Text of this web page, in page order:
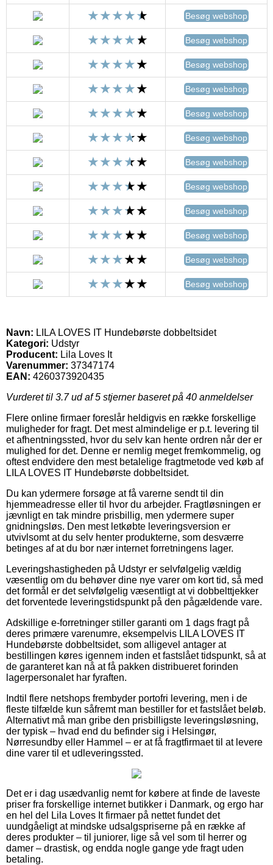
Besøg webshop
Besøg webshop
Besøg webshop
Besøg webshop
Besøg webshop
Besøg webshop
Besøg webshop
Besøg webshop
Besøg webshop
Besøg webshop
Besøg webshop
Besøg webshop
Navn: LILA LOVES IT Hundebørste dobbeltsidet
Kategori: Udstyr
Producent: Lila Loves It
Varenummer: 37347174
EAN: 4260373920435
Vurderet til 3.7ud af 5 stjerner baseret på 40 anmeldelser
Flere online firmaer foreslår heldigvis en række forskellige
muligheder for fragt. Det mest almindelige er p.t. levering til
et afhentningssted, hvor du selv kan hente ordren når der er
mulighed for det. Denne er nemlig meget fremkommelig, og
oftest endvidere den mest betalelige fragtmetode ved køb af
LILA LOVES IT Hundebørste dobbeltsidet.
Du kan ydermere forsøge at få varerne sendt til din
hjemmeadresse eller til hvor du arbejder. Fragtløsningen er
jævnligt en tak mindre prisbillig, men ydermere super
gnidningsløs. Den mest letkøbte leveringsversion er
utvivlsomt at du selv henter produkterne, som desværre
betinges af at du bor nær internet forretningens lager.
Leveringshastigheden på Udstyr er selvfølgelig vældig
væsentlig om du behøver dine nye varer om kort tid, så med
det formål er det selvfølgelig væsentligt at vi dobbelttjekker
det forventede leveringstidspunkt på den pågældende vare.
Adskillige e-forretninger stiller garanti om 1 dags fragt på
deres primære varenumre, eksempelvis LILA LOVES IT
Hundebørste dobbeltsidet, som alligevel antager at
bestillingen køres igennem inden et fastslået tidspunkt, så at
de garanteret kan nå at få pakken distribueret forinden
lagerpersonalet har fyraften.
Indtil flere netshops frembyder portofri levering, men i de
fleste tilfælde kun såfremt man bestiller for et fastslået beløb.
Alternativt må man gribe den prisbilligste leveringsløsning,
der typisk – hvad end du befinder sig i Helsingør,
Nørresundby eller Hammel – er at få fragtfirmaet til at levere
dine varer til et udleveringssted.
Det er i dag usædvanlig nemt for købere at finde de laveste
priser fra forskellige internet butikker i Danmark, og ergo har
en hel del Lila Loves It firmaer på nettet fundet det
uundgåeligt at mindske udsalgspriserne på en række af
deres produkter – til juniorer, lige så vel som til herrer og
damer – drastisk, og endda nogle gange yde fragt uden
betaling.